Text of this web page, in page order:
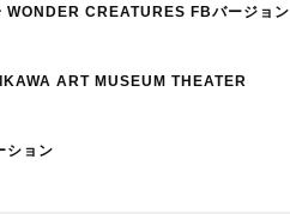
WONDER CREATURES FBバージョン
ART MUSEUM THEATER
ョン